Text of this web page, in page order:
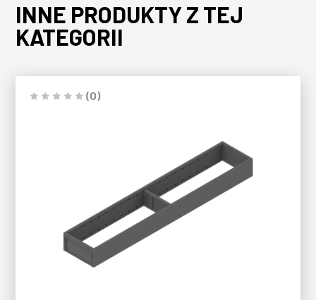
INNE PRODUKTY Z TEJ
KATEGORII
(0)